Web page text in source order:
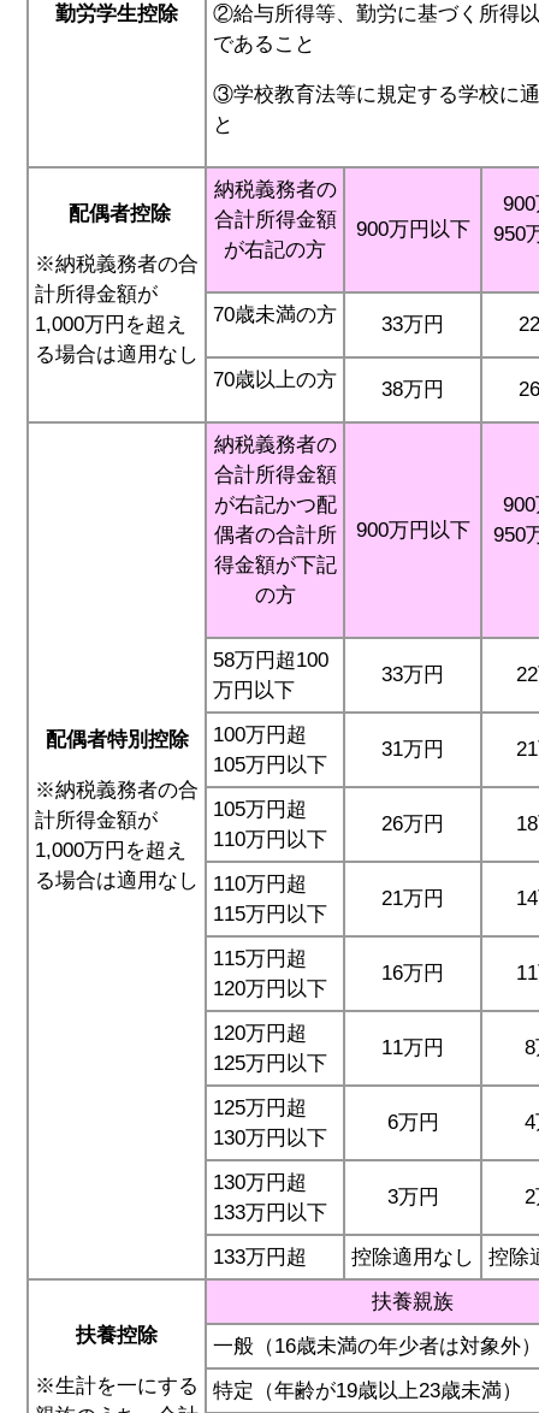
勤労学生控除
②給与所得等、勤労に基づく所得
であること
③学校教育法等に規定する学校に
と
配偶者控除
※納税義務者の合
計所得金額が
1,000万円を超え
る場合は適用なし
納税義務者の
合計所得金額
が右記の方
900万円以下
950
70歳未満の方 33万円
70歳以上の方 38万円
配偶者特別控除
※納税義務者の合
計所得金額が
1,000万円を超え
る場合は適用なし
納税義務者の
合計所得金額
が右記かつ配
偶者の合計所
得金額が下記
の方
900万円以下
950
58万円超100
万円以下
33万円
100万円超
105万円以下
31万円
105万円超
110万円以下
26万円
110万円超
115万円以下
21万円
115万円超
120万円以下
16万円
120万円超
125万円以下
11万円
125万円超
130万円以下
6万円
130万円超
133万円以下
3万円
133万円超 控除適用なし 控除
扶養控除
※生計を一にする
扶養親族
一般（16歳未満の年少者は対象外
特定（年齢が19歳以上23歳未満）